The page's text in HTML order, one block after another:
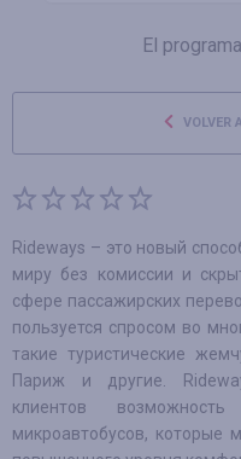
El
VOLVER
Rideways – это новый
миру без комиссии и
сфере пассажирских
пользуется спросом во
такие туристические
Париж и другие.
клиентов
микроавтобусов, которые